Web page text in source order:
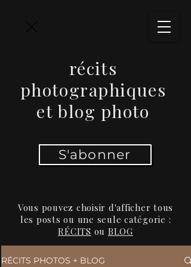
récits
photographiques
et blog photo
S'abonner
Vous pouvez choisir d'afficher tous
les posts ou une seule catégorie :
RÉCITS ou BLOG
RÉCITS PHOTOS + BLOG